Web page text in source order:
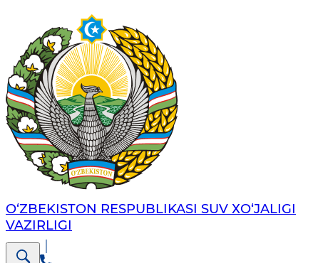
O‘ZBEKISTON RESPUBLIKASI SUV ХO‘JALIGI
VAZIRLIGI